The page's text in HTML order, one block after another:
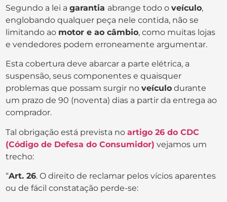
Segundo a lei agarantia abrange todo oveículo,
englobando qualquer peça nele contida, não se
limitando ao motor e ao câmbio, como muitas lojas
e vendedores podem erroneamente argumentar.
Esta cobertura deve abarcar a parte elétrica, a
suspensão, seus componentes e quaisquer
problemas que possam surgir noveículo durante
um prazo de 90 (noventa) dias a partir da entrega ao
comprador.
Tal obrigação está prevista noartigo 26 do CDC
(Código de Defesa do Consumidor) vejamos um
trecho:
“Art. 26. O direito de reclamar pelos vícios aparentes
ou de fácil constatação perde-se: